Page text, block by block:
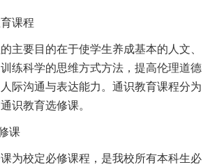
课程
主要目的在于使学生养成基本的人文、
练科学的思维方式方法，提高伦理道德
际沟通与表达能力。通识教育课程分为
识教育选修课。
课
为校定必修课程，是我校所有本科生必